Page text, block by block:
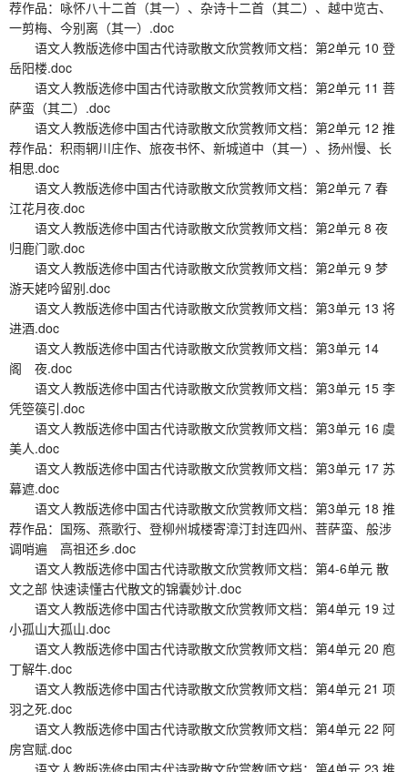
荐作品：咏怀八十二首（其一）、杂诗十二首（其二）、越中览古、
一剪梅、今别离（其一）.doc
语文人教版选修中国古代诗歌散文欣赏教师文档：第2单元 10 登
岳阳楼.doc
语文人教版选修中国古代诗歌散文欣赏教师文档：第2单元 11 菩
萨蛮（其二）.doc
语文人教版选修中国古代诗歌散文欣赏教师文档：第2单元 12 推
荐作品：积雨辋川庄作、旅夜书怀、新城道中（其一）、扬州慢、长
相思.doc
语文人教版选修中国古代诗歌散文欣赏教师文档：第2单元 7 春
江花月夜.doc
语文人教版选修中国古代诗歌散文欣赏教师文档：第2单元 8 夜
归鹿门歌.doc
语文人教版选修中国古代诗歌散文欣赏教师文档：第2单元 9 梦
游天姥吟留别.doc
语文人教版选修中国古代诗歌散文欣赏教师文档：第3单元 13 将
进酒.doc
语文人教版选修中国古代诗歌散文欣赏教师文档：第3单元 14
阁 夜.doc
语文人教版选修中国古代诗歌散文欣赏教师文档：第3单元 15 李
凭箜篌引.doc
语文人教版选修中国古代诗歌散文欣赏教师文档：第3单元 16 虞
美人.doc
语文人教版选修中国古代诗歌散文欣赏教师文档：第3单元 17 苏
幕遮.doc
语文人教版选修中国古代诗歌散文欣赏教师文档：第3单元 18 推
荐作品：国殇、燕歌行、登柳州城楼寄漳汀封连四州、菩萨蛮、般涉
调哨遍 高祖还乡.doc
语文人教版选修中国古代诗歌散文欣赏教师文档：第4-6单元 散
文之部 快速读懂古代散文的锦囊妙计.doc
语文人教版选修中国古代诗歌散文欣赏教师文档：第4单元 19 过
小孤山大孤山.doc
语文人教版选修中国古代诗歌散文欣赏教师文档：第4单元 20 庖
丁解牛.doc
语文人教版选修中国古代诗歌散文欣赏教师文档：第4单元 21 项
羽之死.doc
语文人教版选修中国古代诗歌散文欣赏教师文档：第4单元 22 阿
房宫赋.doc
语文人教版选修中国古代诗歌散文欣赏教师文档：第4单元 23 推